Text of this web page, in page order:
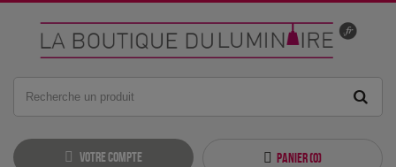
Votre compte Panier (0)